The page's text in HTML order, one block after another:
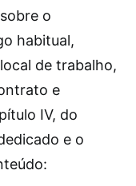
o
habitual,
de trabalho,
e
IV, do
e o